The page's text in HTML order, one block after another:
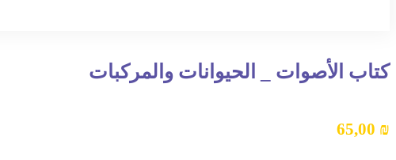
كتاب الأصوات _ الحيوانات والمركبات
65,00 ₪